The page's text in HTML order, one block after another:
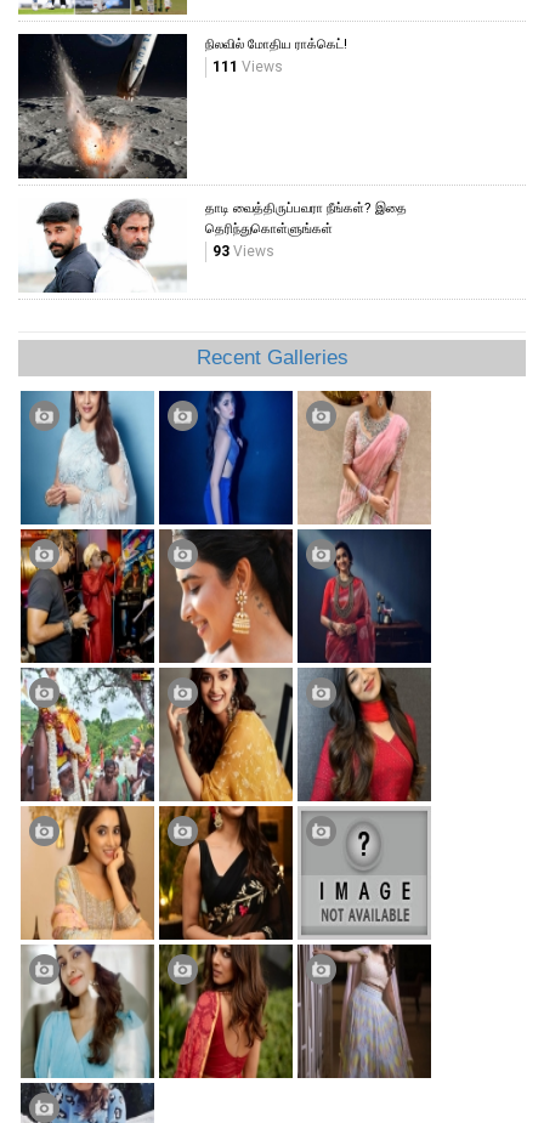
நிலவில் மோதிய ராக்கெட்!
111 Views
தாடி வைத்திருப்பவரா நீங்கள்? இதை
தெரிந்துகொள்ளுங்கள்
93 Views
Recent Galleries